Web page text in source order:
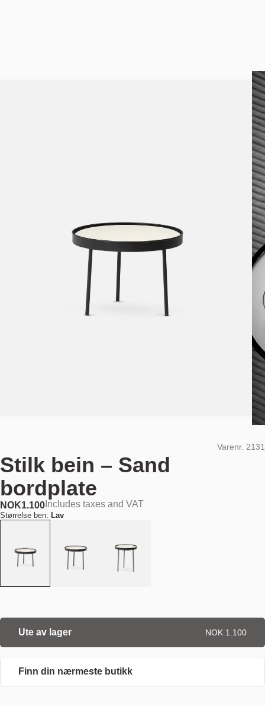
Varenr. 2131
Stilk bein – Sand
bordplate
NOK1.100 Includes taxes and VAT
Størrelse ben: Lav
Ute av lager NOK 1.100
Finn din nærmeste butikk